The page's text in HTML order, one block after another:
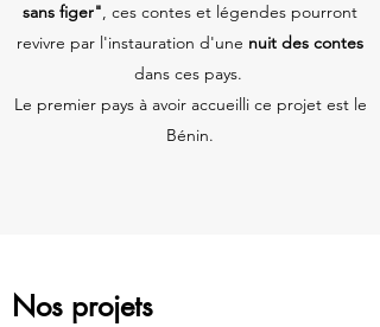
sans figer", ces contes et légendes pourront
revivre par l'instauration d'une nuit des contes
dans ces pays.
Le premier pays à avoir accueilli ce projet est le
Bénin.
Nos projets